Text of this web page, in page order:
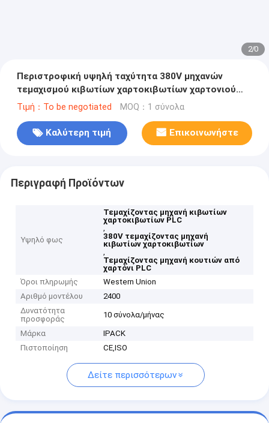
2/0
Περιστροφική υψηλή ταχύτητα 380V μηχανών
τεμαχισμού κιβωτίων χαρτοκιβωτίων χαρτονιού
PLC
Τιμή：To be negotiated MOQ：1 σύνολα
Καλύτερη τιμή Επικοινωνήστε
Περιγραφή Προϊόντων
Υψηλό φως
Τεμαχίζοντας μηχανή κιβωτίων
χαρτοκιβωτίων PLC
,
380V τεμαχίζοντας μηχανή
κιβωτίων χαρτοκιβωτίων
,
Τεμαχίζοντας μηχανή κουτιών από
χαρτόνι PLC
Όροι πληρωμής
Western Union
Αριθμό μοντέλου
2400
Δυνατότητα
προσφοράς
10 σύνολα/μήνας
Μάρκα
IPACK
Πιστοποίηση
CE,ISO
Δείτε περισσότερων